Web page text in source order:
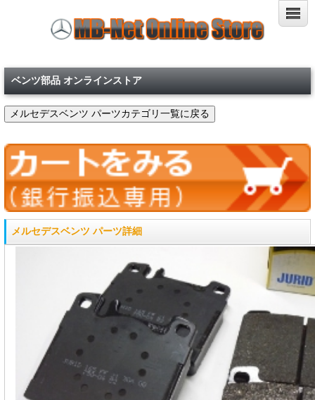
ベンツ部品 オンラインストア
メルセデスベンツ パーツ詳細